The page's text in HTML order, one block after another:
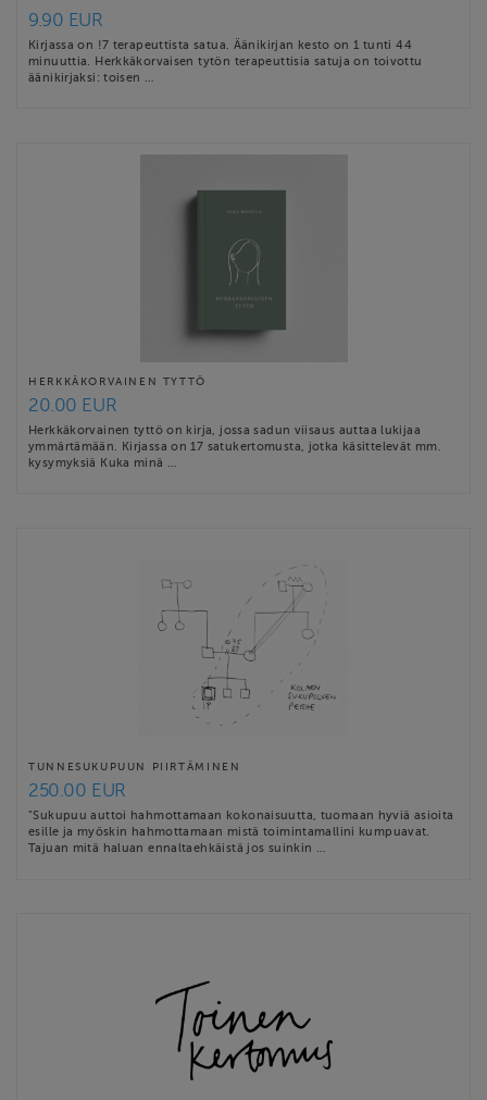
9.90 EUR
Kirjassa on !7 terapeuttista satua. Äänikirjan kesto on 1 tunti 44
minuuttia. Herkkäkorvaisen tytön terapeuttisia satuja on toivottu
äänikirjaksi: toisen …
HERKKÄKORVAINEN TYTTÖ
20.00 EUR
Herkkäkorvainen tyttö on kirja, jossa sadun viisaus auttaa lukijaa
ymmärtämään. Kirjassa on 17 satukertomusta, jotka käsittelevät mm.
kysymyksiä Kuka minä …
TUNNESUKUPUUN PIIRTÄMINEN
250.00 EUR
"Sukupuu auttoi hahmottamaan kokonaisuutta, tuomaan hyviä asioita
esille ja myöskin hahmottamaan mistä toimintamallini kumpuavat.
Tajuan mitä haluan ennaltaehkäistä jos suinkin …